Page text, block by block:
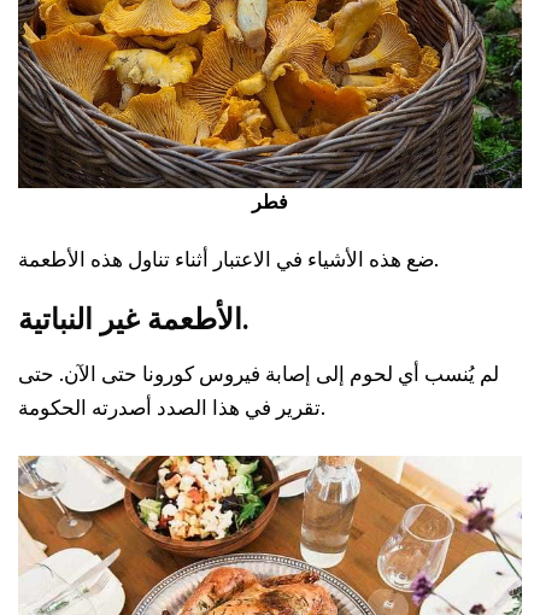
فطر
ضع هذه الأشياء في الاعتبار أثناء تناول هذه الأطعمة.
الأطعمة غير النباتية.
لم يُنسب أي لحوم إلى إصابة فيروس كورونا حتى الآن. حتى
تقرير في هذا الصدد أصدرته الحكومة.